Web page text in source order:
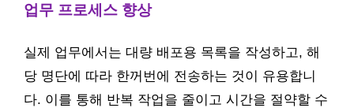
업무 프로세스 향상
실제 업무에서는 대량 배포용 목록을 작성하고, 해
당 명단에 따라 한꺼번에 전송하는 것이 유용합니
다. 이를 통해 반복 작업을 줄이고 시간을 절약할 수